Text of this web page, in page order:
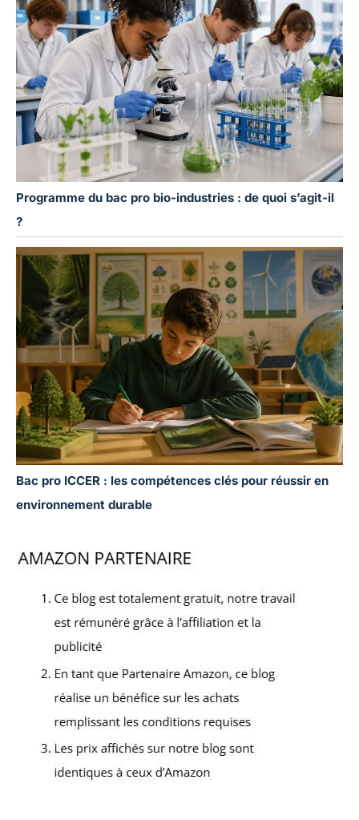
Programme du bac pro bio-industries : de quoi s’agit-il
?
Bac pro ICCER : les compétences clés pour réussir en
environnement durable